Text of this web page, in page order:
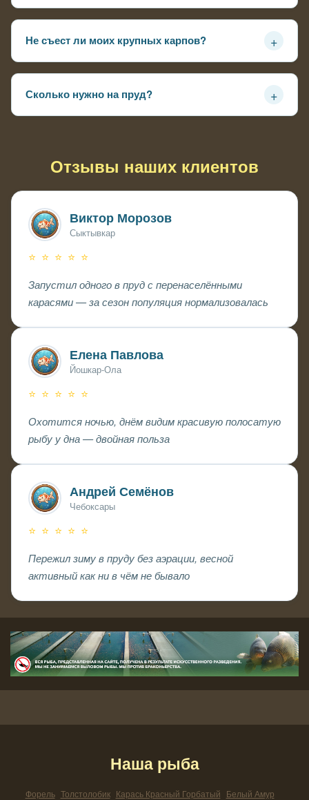
Не съест ли моих крупных карпов? +
Сколько нужно на пруд? +
Отзывы наших клиентов
Виктор Морозов
Сыктывкар
⭐ ⭐ ⭐ ⭐ ⭐
Запустил одного в пруд с перенаселёнными
карасями — за сезон популяция нормализовалась
Елена Павлова
Йошкар-Ола
⭐ ⭐ ⭐ ⭐ ⭐
Охотится ночью, днём видим красивую полосатую
рыбу у дна — двойная польза
Андрей Семёнов
Чебоксары
⭐ ⭐ ⭐ ⭐ ⭐
Пережил зиму в пруду без аэрации, весной
активный как ни в чём не бывало
Наша рыба
Форель Толстолобик Карась Красный Горбатый Белый Амур